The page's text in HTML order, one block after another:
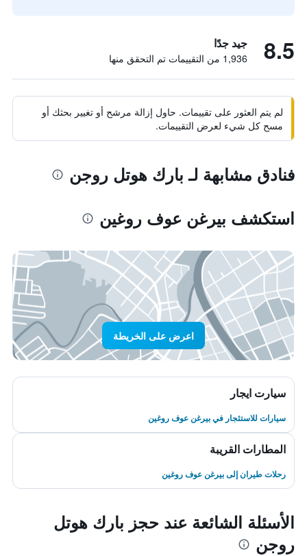
8.5 جيد جدًا
1,936 من التقييمات تم التحقق منها
لم يتم العثور على تقييمات. حاول إزالة مرشح أو تغيير بحثك أو
مسح كل شيء لعرض التقييمات.
فنادق مشابهة لـ بارك هوتل روجن
استكشف بيرغن عوف روغين
اعرض على الخريطة
سيارت ايجار
سيارات للاستئجار في بيرغن عوف روغين
المطارات القريبة
رحلات طيران إلى بيرغن عوف روغين
الأسئلة الشائعة عند حجز بارك هوتل
روجن